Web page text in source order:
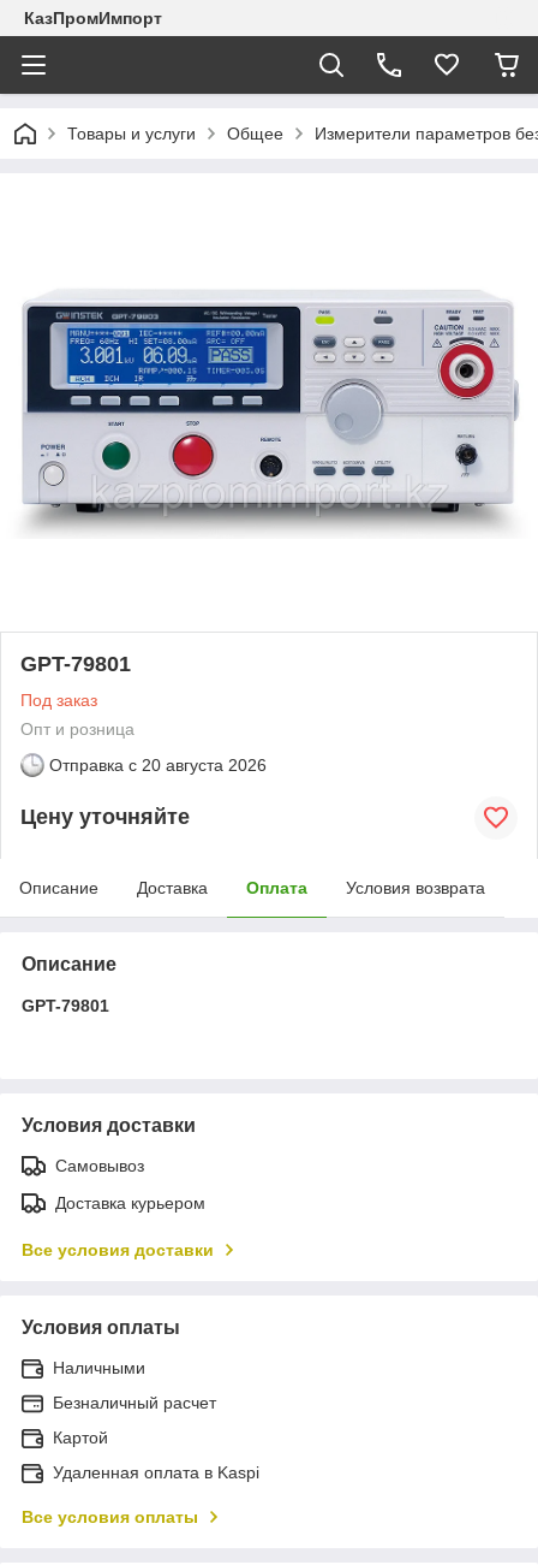
КазПромИмпорт
Товары и услуги Общее Измерители параметров
GPT-79801
Под заказ
Опт и розница
Отправка с 20 августа 2026
Цену уточняйте
Описание Доставка Оплата Условия возврата
Описание
GPT-79801
Условия доставки
Самовывоз
Доставка курьером
Все условия доставки
Условия оплаты
Наличными
Безналичный расчет
Картой
Удаленная оплата в Kaspi
Все условия оплаты